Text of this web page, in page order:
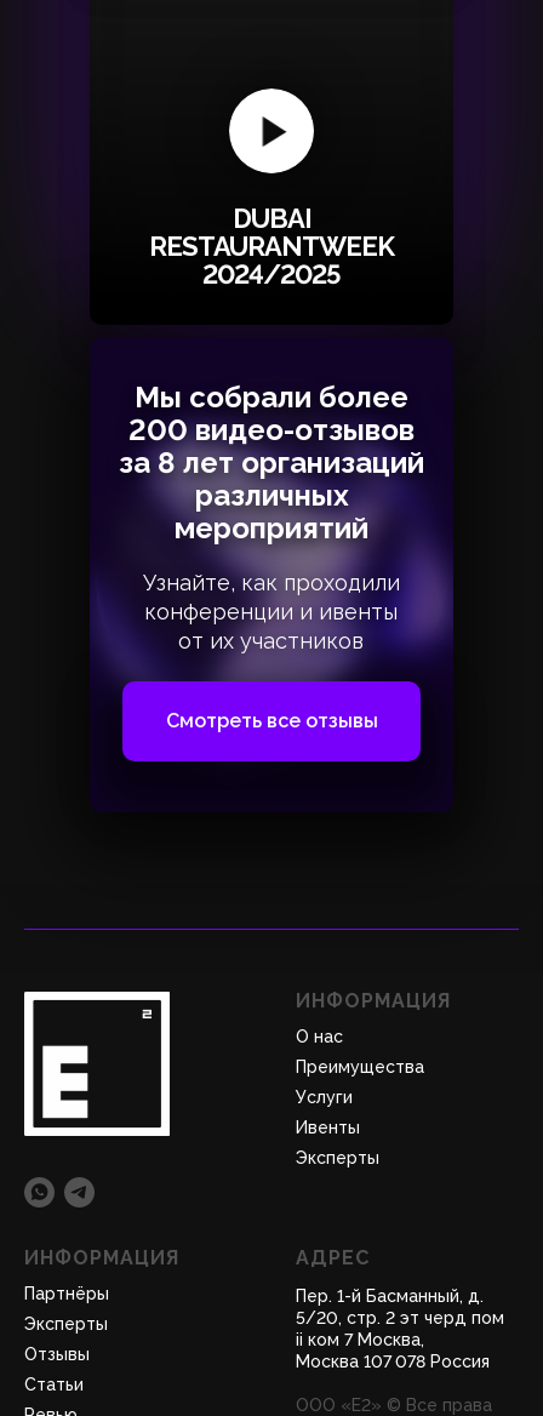
DUBAI
RESTAURANTWEEK
2024/2025
Узнайте, как проходили
конференции и ивенты
от их участников
Узнайте, как проходили
конференции и ивенты
от их участников
Мы собрали более
200 видео-отзывов
за 8 лет организаций
различных
мероприятий
Мы собрали более
200 видео-отзывов
за 8 лет организаций
различных
мероприятий
Смотреть все отзывы
ИНФОРМАЦИЯ
О нас
Преимущества
Услуги
Ивенты
Эксперты
ИНФОРМАЦИЯ
Партнёры
Эксперты
Отзывы
Статьи
АДРЕС
Пер. 1-й Басманный, д.
5/20, стр. 2 эт черд пом
ii ком 7 Москва,
Москва 107 078 Россия
ООО «Е2» © Все права